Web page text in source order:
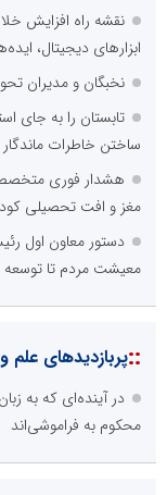
نقشه راه افزایش
ابزارهای دیجیتال،
نخبگان و مدیران
تابستان را به
ساختن خاطرات ماندگار
هشدار فوری
مغز و افت تحصیلی
دستور معاون اول
معیشت مردم تا توسعه
::پربازدیدهای علم
در آینده‌ای که به
محکوم به فراموشی‌اند